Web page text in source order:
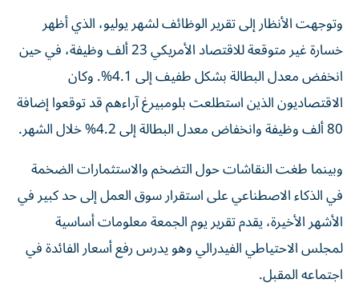
وتوجهت الأنظار إلى تقرير الوظائف لشهر يوليو، الذي أظهر
خسارة غير متوقعة للاقتصاد الأمريكي 23 ألف وظيفة، في حين
انخفض معدل البطالة بشكل طفيف إلى 4.1%. وكان
الاقتصاديون الذين استطلعت بلومبيرغ آراءهم قد توقعوا إضافة
80 ألف وظيفة وانخفاض معدل البطالة إلى 4.2% خلال الشهر.
وبينما طغت النقاشات حول التضخم والاستثمارات الضخمة
في الذكاء الاصطناعي على استقرار سوق العمل إلى حد كبير في
الأشهر الأخيرة، يقدم تقرير يوم الجمعة معلومات أساسية
لمجلس الاحتياطي الفيدرالي وهو يدرس رفع أسعار الفائدة في
اجتماعه المقبل.